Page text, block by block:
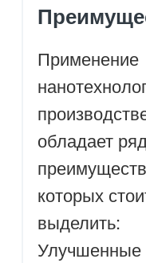
Применение
обладает
которых
выделить:
Улучшенные